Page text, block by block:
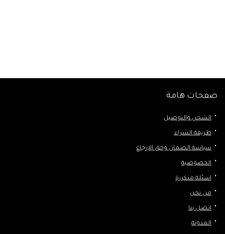
صفحات هامة
الشحن والتوصيل
طريقة الشراء
سياسة الضمان وحق الإرجاع
الخصوصية
اسئلة متكررة
من نحن
اتصل بنا
المدونة